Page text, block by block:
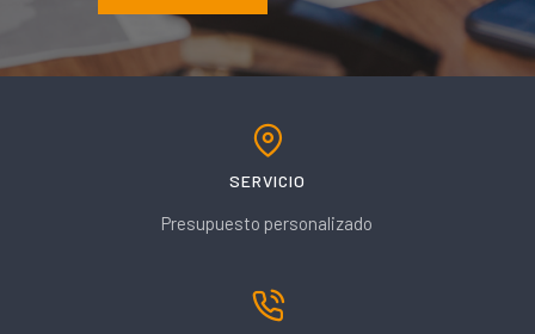
SERVICIO
Presupuesto personalizado